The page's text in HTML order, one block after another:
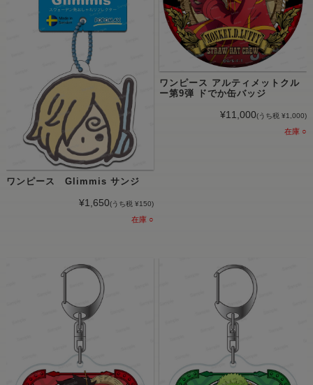
ワンピース Glimmis サンジ
¥1,650(うち税 ¥150)
在庫 ○
ワンピース アルティメットクル
ー第9弾 ドでか缶バッジ
¥11,000(うち税 ¥1,000)
在庫 ○